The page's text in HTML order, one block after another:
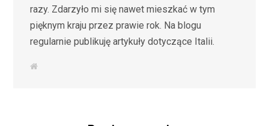
razy. Zdarzyło mi się nawet mieszkać w tym
pięknym kraju przez prawie rok. Na blogu
regularnie publikuję artykuły dotyczące Italii.